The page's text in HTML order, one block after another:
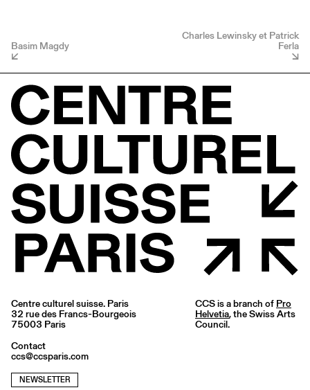
Basim Magdy
Charles Lewinsky et Patrick
Ferla
Centre culturel suisse. Paris
32 rue des Francs-Bourgeois
75003 Paris
Contact
ccs@ccsparis.com
NEWSLETTER
CCS is a branch of Pro
Helvetia, the Swiss Arts
Council.